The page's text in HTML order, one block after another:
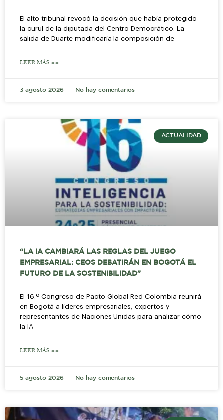
El alto tribunal revocó la decisión que había protegido
la curul de la diputada del Centro Democrático. La
salida de Duarte modificaría la composición de
LEER MÁS >>
3 agosto 2026 No hay comentarios
ACTUALIDAD
“LA IA CAMBIARÁ LAS REGLAS DEL JUEGO
EMPRESARIAL: CEOS DEBATIRÁN EN BOGOTÁ EL
FUTURO DE LA SOSTENIBILIDAD”
El 16.º Congreso de Pacto Global Red Colombia reunirá
en Bogotá a líderes empresariales, expertos y
representantes de Naciones Unidas para analizar cómo
la IA
LEER MÁS >>
5 agosto 2026 No hay comentarios